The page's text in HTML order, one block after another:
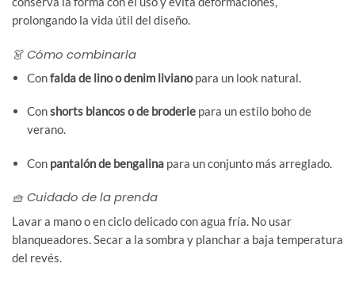
prolongando la vida útil del diseño.
👗 Cómo combinarla
Confalda de lino o denim livianopara un look natural.
Conshorts blancos o de broderie para un estilo boho de
verano.
Con pantalón de bengalina para un conjunto más arreglado.
🧺 Cuidado de la prenda
Lavar a mano o en ciclo delicado con agua fría. No usar
blanqueadores. Secar a la sombra y planchar a baja temperatura
del revés.